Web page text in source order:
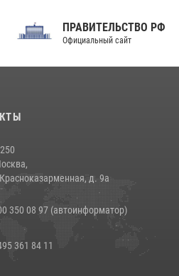
ПРАВИТЕЛЬСТВО РФ
Официальный сайт
д. 9а
350 08 97 (автоинформатор)
361 84 11